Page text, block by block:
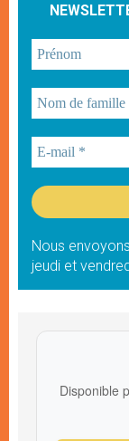
Nous
jeudi et
Disponible